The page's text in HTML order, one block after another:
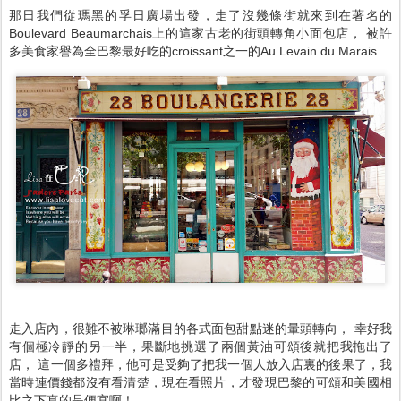
那日我們從瑪黑的孚日廣場出發，走了沒幾條街就來到在著名的
Boulevard Beaumarchais上的這家古老的街頭轉角小面包店， 被許
多美食家譽為全巴黎最好吃的croissant之一的Au Levain du Marais
走入店內，很難不被琳瑯滿目的各式面包甜點迷的暈頭轉向， 幸好我
有個極冷靜的另一半，果斷地挑選了兩個黃油可頌後就把我拖出了
店， 這一個多禮拜，他可是受夠了把我一個人放入店裏的後果了，我
當時連價錢都沒有看清楚，現在看照片，才發現巴黎的可頌和美國相